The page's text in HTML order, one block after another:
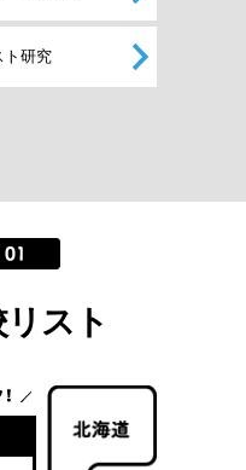
ト研究
スト